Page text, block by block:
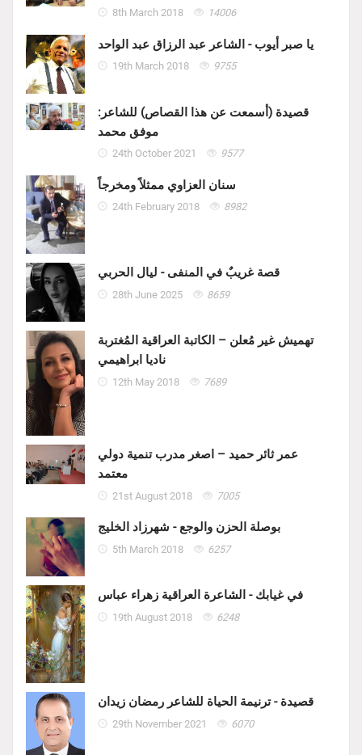
8th March 2018 14006
يا صبر أيوب - الشاعر عبد الرزاق عبد الواحد
19th March 2018 9755
قصيدة (أسمعت عن هذا القصاص) للشاعر:
موفق محمد
24th October 2021 9577
سنان العزاوي ممثلاً ومخرجاً
24th February 2018 8982
قصة غريبٌ في المنفى - ليال الحربي
28th June 2025 8659
تهميش غير مُعلن – الكاتبة العراقية المُغتربة
ناديا ابراهيمي
12th May 2018 7689
عمر ثائر حميد – اصغر مدرب تنمية دولي
معتمد
21st August 2018 7005
بوصلة الحزن والوجع - شهرزاد الخليج
5th March 2018 6257
في غيابك - الشاعرة العراقية زهراء عباس
19th August 2018 6248
قصيدة - ترنيمة الحياة للشاعر رمضان زيدان
29th November 2021 6070